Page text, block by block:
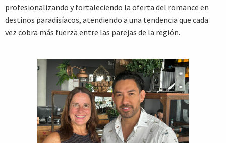
profesionalizando y fortaleciendo la oferta del romance en
destinos paradisíacos, atendiendo a una tendencia que cada
vez cobra más fuerza entre las parejas de la región.